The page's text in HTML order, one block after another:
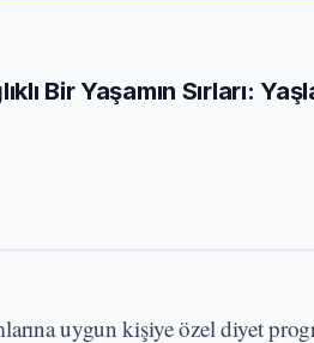
Bir Yaşamın Sırları:
uygun kişiye özel diyet